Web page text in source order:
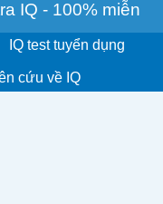
IQ - 100% miễn
IQ test tuyển dụng
cứu về IQ